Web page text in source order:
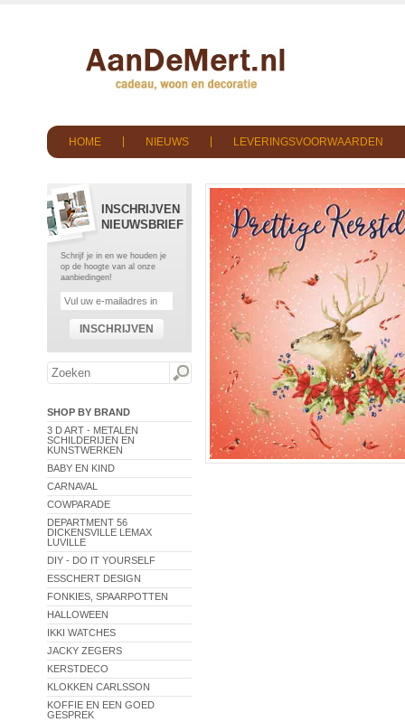
HOME NIEUWS LEVERINGSVOORWAARDEN
INSCHRIJVEN
NIEUWSBRIEF
Schrijf je in en we houden je
op de hoogte van al onze
aanbiedingen!
INSCHRIJVEN
SHOP BY BRAND
3 D ART - METALEN
SCHILDERIJEN EN
KUNSTWERKEN
BABY EN KIND
CARNAVAL
COWPARADE
DEPARTMENT 56
DICKENSVILLE LEMAX
LUVILLE
DIY - DO IT YOURSELF
ESSCHERT DESIGN
FONKIES, SPAARPOTTEN
HALLOWEEN
IKKI WATCHES
JACKY ZEGERS
KERSTDECO
KLOKKEN CARLSSON
KOFFIE EN EEN GOED
GESPREK